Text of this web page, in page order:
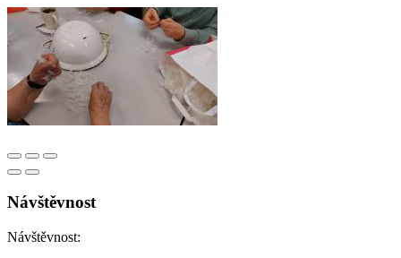
Návštěvnost
Návštěvnost: